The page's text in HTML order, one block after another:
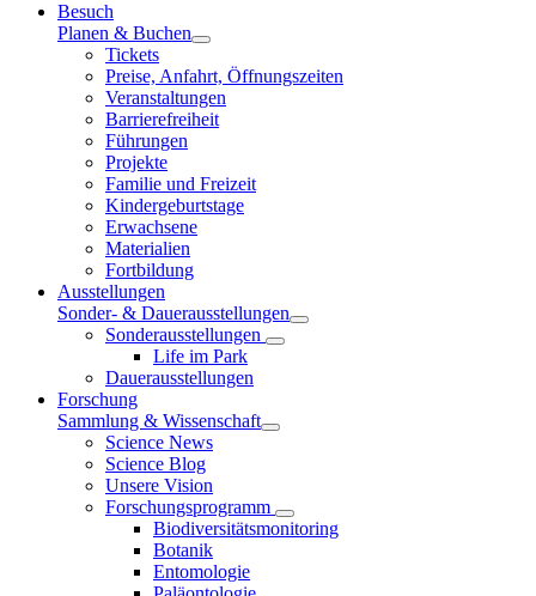
Besuch
Planen & Buchen
Tickets
Preise, Anfahrt, Öffnungszeiten
Veranstaltungen
Barrierefreiheit
Führungen
Projekte
Familie und Freizeit
Kindergeburtstage
Erwachsene
Materialien
Fortbildung
Ausstellungen
Sonder- & Dauerausstellungen
Sonderausstellungen
Life im Park
Dauerausstellungen
Forschung
Sammlung & Wissenschaft
Science News
Science Blog
Unsere Vision
Forschungsprogramm
Biodiversitätsmonitoring
Botanik
Entomologie